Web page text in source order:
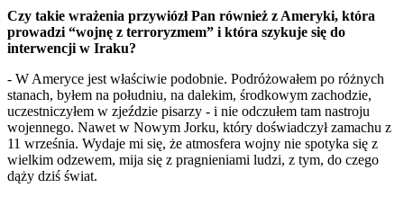
Czy takie wrażenia przywiózł Pan również z Ameryki, która
prowadzi “wojnę z terroryzmem” i która szykuje się do
interwencji w Iraku?
- W Ameryce jest właściwie podobnie. Podróżowałem po różnych
stanach, byłem na południu, na dalekim, środkowym zachodzie,
uczestniczyłem w zjeździe pisarzy - i nie odczułem tam nastroju
wojennego. Nawet w Nowym Jorku, który doświadczył zamachu z
11 września. Wydaje mi się, że atmosfera wojny nie spotyka się z
wielkim odzewem, mija się z pragnieniami ludzi, z tym, do czego
dąży dziś świat.